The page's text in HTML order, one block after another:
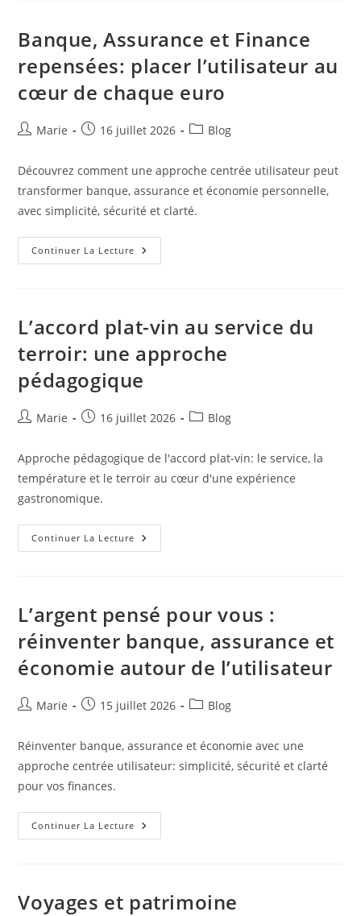
Respectueux
L’ère
Connectée
Banque, Assurance et Finance
repensées: placer l’utilisateur au
cœur de chaque euro
Auteur/autrice
la
publication :
Marie
Publication
16 juillet 2026
PostBlog
Découvrez comment une approche centrée utilisateur peut
transformer banque, assurance et économie personnelle,
avec simplicité, sécurité et clarté.
Continuer La Lecture Banque,
Assurance
L’utilisateur
Au
De
Chaque
Euro
L’accord plat-vin au service du
terroir: une approche
pédagogique
Auteur/autrice
la
publication :
Marie
Publication
16 juillet 2026
PostBlog
Approche pédagogique de l'accord plat-vin: le service, la
température et le terroir au cœur d'une expérience
gastronomique.
Continuer La Lecture L’accord
Plat-
Terroir:
Une
Approche
Pédagogique
L’argent pensé pour vous :
réinventer banque, assurance et
économie autour de l’utilisateur
Auteur/autrice
la
publication :
Marie
Publication
15 juillet 2026
PostBlog
Réinventer banque, assurance et économie avec une
approche centrée utilisateur: simplicité, sécurité et clarté
pour vos finances.
Continuer La Lecture L’argent
Pensé
Banque,
Assurance
Voyages et patrimoine